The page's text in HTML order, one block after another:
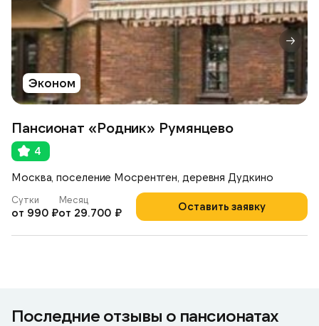
Эконом
Пансионат «Родник» Румянцево
4
Москва, поселение Мосрентген, деревня Дудкино
Оставить заявку
Сутки
от 990 ₽
Месяц
от 29.700 ₽
Последние отзывы о пансионатах